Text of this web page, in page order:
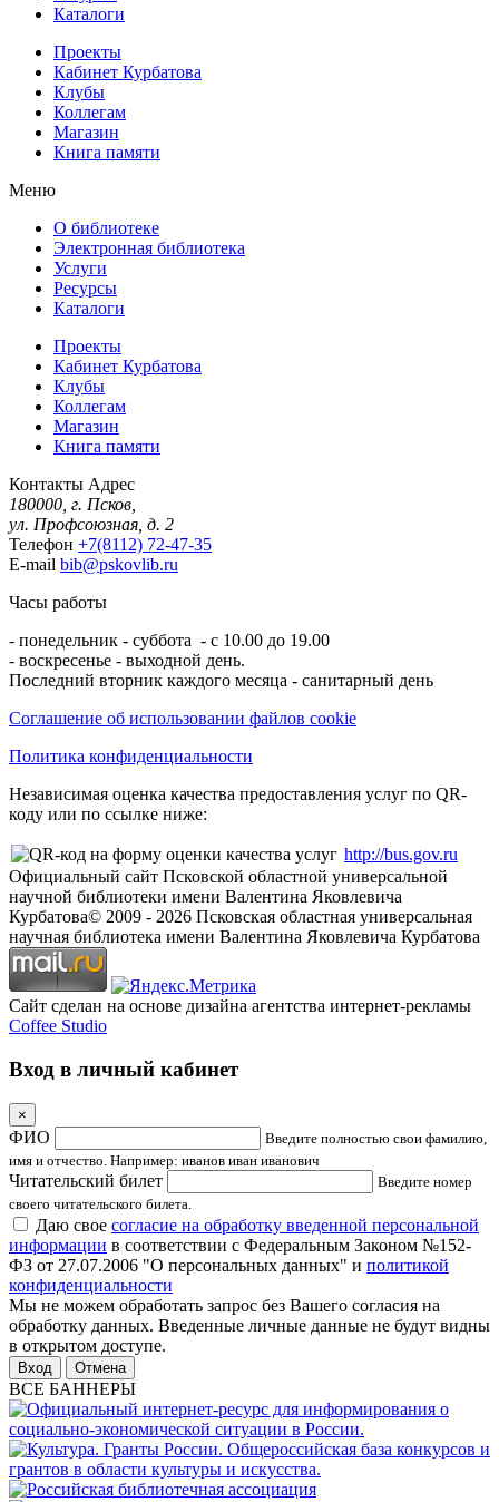
Каталоги
Проекты
Кабинет Курбатова
Клубы
Коллегам
Магазин
Книга памяти
Меню
О библиотеке
Электронная библиотека
Услуги
Ресурсы
Каталоги
Проекты
Кабинет Курбатова
Клубы
Коллегам
Магазин
Книга памяти
Контакты Адрес
180000, г. Псков,
ул. Профсоюзная, д. 2
Телефон +7(8112) 72-47-35
E-mail bib@pskovlib.ru
Часы работы
- понедельник - суббота - с 10.00 до 19.00
- воскресенье - выходной день.
Последний вторник каждого месяца - санитарный день
Соглашение об использовании файлов cookie
Политика конфиденциальности
Независимая оценка качества предоставления услуг по QR-
коду или по ссылке ниже:
http://bus.gov.ru
Официальный сайт Псковской областной универсальной
научной библиотеки имени Валентина Яковлевича
Курбатова© 2009 - 2026 Псковская областная универсальная
научная библиотека имени Валентина Яковлевича Курбатова
Сайт сделан на основе дизайна агентства интернет-рекламы
Coffee Studio
Вход в личный кабинет
×
ФИО
Введите полностью свои фамилию,
имя и отчество. Например: иванов иван иванович
Читательский билет
Введите номер
своего читательского билета.
Даю свое согласие на обработку введенной персональной
информации в соответствии с Федеральным Законом №152-
ФЗ от 27.07.2006 "О персональных данных" и политикой
конфиденциальности
Мы не можем обработать запрос без Вашего согласия на
обработку данных. Введенные личные данные не будут видны
в открытом доступе.
Отмена
ВСЕ БАННЕРЫ